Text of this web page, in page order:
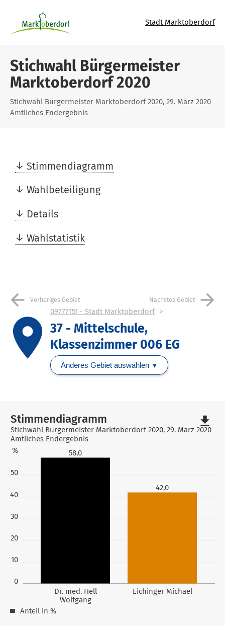
Stadt Marktoberdorf
Stichwahl Bürgermeister
Marktoberdorf 2020
Stichwahl Bürgermeister Marktoberdorf 2020, 29. März 2020
Amtliches Endergebnis
Stimmendiagramm
Wahlbeteiligung
Details
Wahlstatistik
arrow_back Vorheriges Gebiet Nächstes Gebiet arrow_forward
place
09777151 - Stadt Marktoberdorf
37 - Mittelschule,
Klassenzimmer 006 EG
Anderes Gebiet auswählen
0
10
20
30
40
50
%
Dr. med. Hell
Wolfgang
Eichinger Michael
58,0
42,0
Stimmendiagramm
Stichwahl Bürgermeister Marktoberdorf 2020, 29. März 2020
Amtliches Endergebnis
Anteil in %
file_download